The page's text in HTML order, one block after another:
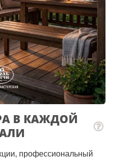
В КАЖДОЙ
профессиональный